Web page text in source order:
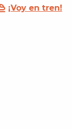
¡Voy en tren!